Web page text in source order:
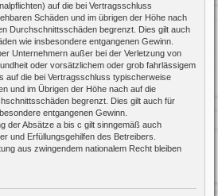
auf die bei Vertragsschluss
Schäden und im übrigen der Höhe nach
Durchschnittsschäden begrenzt. Dies gilt auch
wie insbesondere entgangenen Gewinn.
Unternehmern außer bei der Verletzung von
oder vorsätzlichem oder grob fahrlässigem
auf die bei Vertragsschluss typischerweise
und im Übrigen der Höhe nach auf die
begrenzt. Dies gilt auch für
entgangenen Gewinn.
der Absätze a bis c gilt sinngemäß auch
und Erfüllungsgehilfen des Betreibers.
aus zwingendem nationalem Recht bleiben